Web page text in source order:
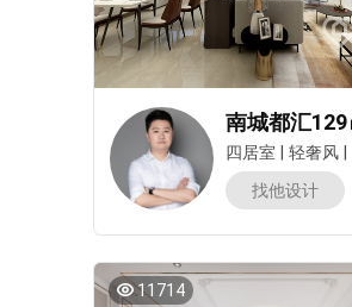
四居室 轻奢风
找他设计
11714